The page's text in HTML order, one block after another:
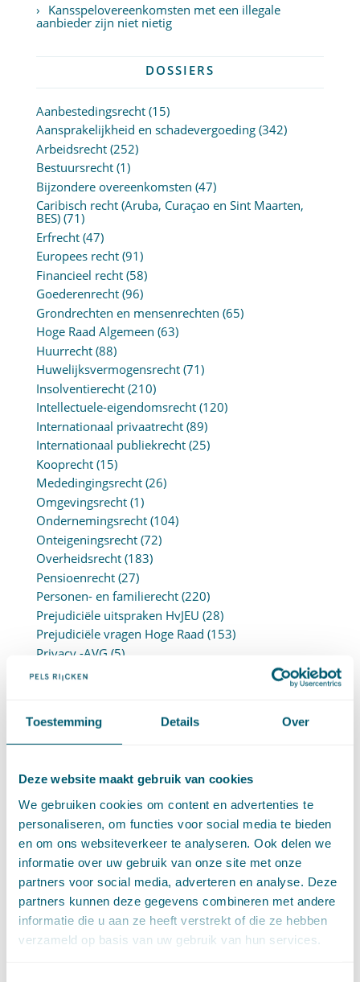
Toestemming Details Over
Deze website maakt gebruik van cookies
We gebruiken cookies om content en advertenties te
personaliseren, om functies voor social media te bieden
en om ons websiteverkeer te analyseren. Ook delen we
informatie over uw gebruik van onze site met onze
partners voor social media, adverteren en analyse. Deze
partners kunnen deze gegevens combineren met andere
informatie die u aan ze heeft verstrekt of die ze hebben
verzameld op basis van uw gebruik van hun services.
Kansspelovereenkomsten met een illegale
aanbieder zijn niet nietig
DOSSIERS
Aanbestedingsrecht(15)
Aansprakelijkheid en schadevergoeding(342)
Arbeidsrecht(252)
Bestuursrecht(1)
Bijzondere overeenkomsten (47)
Caribisch recht (Aruba, Curaçao en Sint Maarten,
BES)(71)
Erfrecht(47)
Europees recht(91)
Financieel recht(58)
Goederenrecht(96)
Grondrechten en mensenrechten (65)
Hoge Raad Algemeen (63)
Huurrecht(88)
Huwelijksvermogensrecht(71)
Insolventierecht(210)
Intellectuele-eigendomsrecht(120)
Internationaal privaatrecht(89)
Internationaal publiekrecht(25)
Kooprecht(15)
Mededingingsrecht(26)
Omgevingsrecht(1)
Ondernemingsrecht(104)
Onteigeningsrecht(72)
Overheidsrecht(183)
Pensioenrecht(27)
Personen- en familierecht(220)
Prejudiciële uitspraken HvJEU (28)
Prejudiciële vragen Hoge Raad (153)
Privacy -AVG (5)
Proces- en beslagrecht
Vermogensrecht algemeen(94)
Vervoersrecht(28)
Wetgeving cassatierechtspraak (14)
Wvggz – Wzd (Wet Bopz oud)(139)
ARCHIEF
augustus (1)
juli (7)
juni (15)